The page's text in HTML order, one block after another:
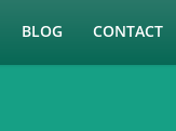
BLOG CONTACT